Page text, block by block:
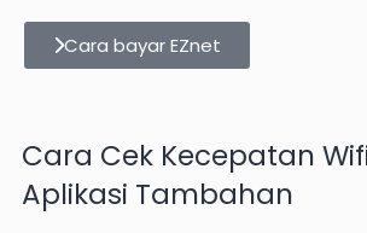
Cara bayar EZnet
Cara Cek Kecepatan
Aplikasi Tambahan